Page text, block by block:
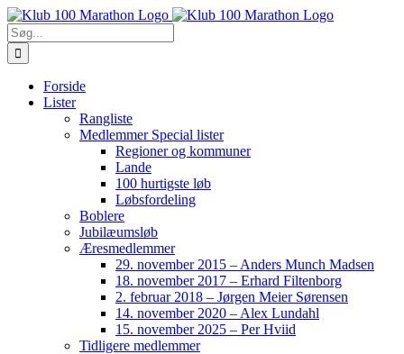
Skip
to
content
Søg
efter:
Forside
Lister
Rangliste
Medlemmer Special lister
Regioner og kommuner
Lande
100 hurtigste løb
Løbsfordeling
Boblere
Jubilæumsløb
Æresmedlemmer
29. november 2015 – Anders Munch Madsen
18. november 2017 – Erhard Filtenborg
2. februar 2018 – Jørgen Meier Sørensen
14. november 2020 – Alex Lundahl
15. november 2025 – Per Hviid
Tidligere medlemmer